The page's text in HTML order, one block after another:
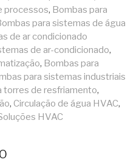
processos, Bombas para
para sistemas de água
de ar condicionado
de ar-condicionado,
, Bombas para
para sistemas industriais
torres de resfriamento,
, Circulação de água HVAC,
HVAC